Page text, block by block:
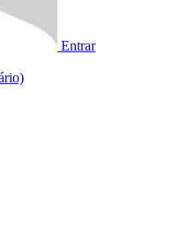
Entrar